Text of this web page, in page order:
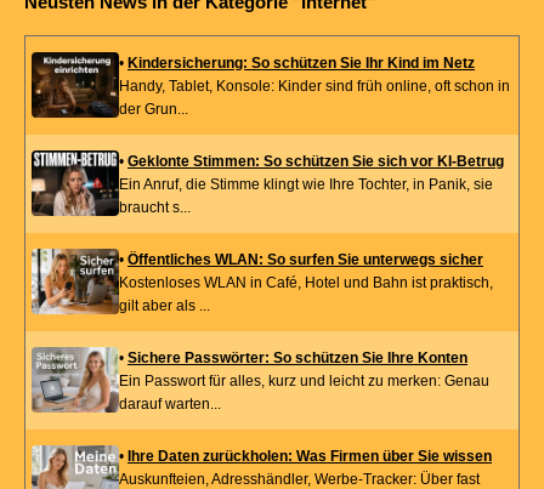
• Kindersicherung: So schützen Sie Ihr Kind im Netz
Handy, Tablet, Konsole: Kinder sind früh online, oft schon in
der Grun...
• Geklonte Stimmen: So schützen Sie sich vor KI-Betrug
Ein Anruf, die Stimme klingt wie Ihre Tochter, in Panik, sie
braucht s...
• Öffentliches WLAN: So surfen Sie unterwegs sicher
Kostenloses WLAN in Café, Hotel und Bahn ist praktisch,
gilt aber als ...
• Sichere Passwörter: So schützen Sie Ihre Konten
Ein Passwort für alles, kurz und leicht zu merken: Genau
darauf warten...
• Ihre Daten zurückholen: Was Firmen über Sie wissen
Auskunfteien, Adresshändler, Werbe-Tracker: Über fast